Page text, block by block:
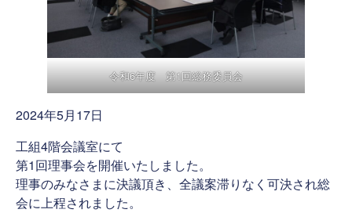
令和6年度 第1回総務委員会
2024年5月17日
工組4階会議室にて
第1回理事会を開催いたしました。
理事のみなさまに決議頂き、全議案滞りなく可決され総
会に上程されました。